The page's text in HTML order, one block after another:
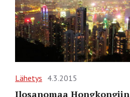
Lähetys 4.3.2015
Ilosanomaa Hongkongiin